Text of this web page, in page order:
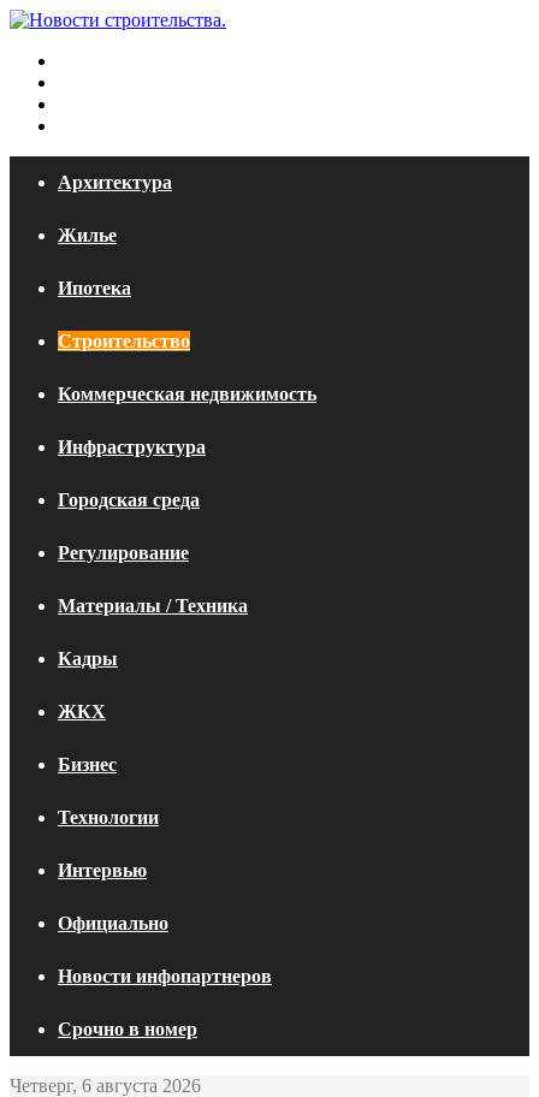
Архитектура
Жилье
Ипотека
Строительство
Коммерческая недвижимость
Инфраструктура
Городская среда
Регулирование
Материалы / Техника
Кадры
ЖКХ
Бизнес
Технологии
Интервью
Официально
Новости инфопартнеров
Срочно в номер
Четверг, 6 августа 2026